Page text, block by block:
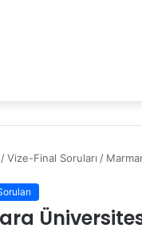
/ Vize-Final Soruları /